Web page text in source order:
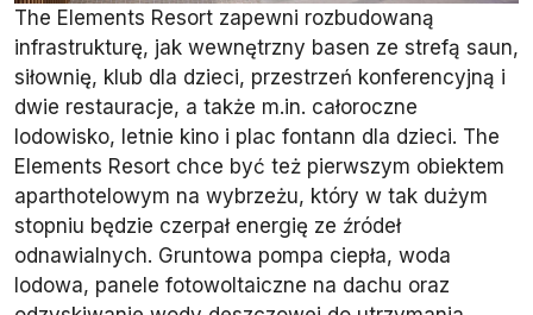
The Elements Resort zapewni rozbudowaną
infrastrukturę, jak wewnętrzny basen ze strefą saun,
siłownię, klub dla dzieci, przestrzeń konferencyjną i
dwie restauracje, a także m.in. całoroczne
lodowisko, letnie kino i plac fontann dla dzieci. The
Elements Resort chce być też pierwszym obiektem
aparthotelowym na wybrzeżu, który w tak dużym
stopniu będzie czerpał energię ze źródeł
odnawialnych. Gruntowa pompa ciepła, woda
lodowa, panele fotowoltaiczne na dachu oraz